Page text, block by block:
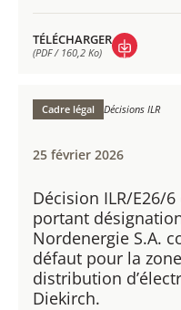
TÉLÉCHARGER
(PDF / 160,2 Ko)
(PDF / 160,2 Ko)
Cadre légal Décisions ILR
25 février 2026
Décision ILR/E26/
portant
Nordenergie S.A.
défaut pour la
distribution
Diekirch.